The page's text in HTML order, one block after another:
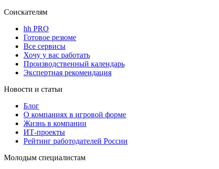
Соискателям
hh PRO
Готовое резюме
Все сервисы
Хочу у вас работать
Производственный календарь
Экспертная рекомендация
Новости и статьи
Блог
О компаниях в игровой форме
Жизнь в компании
ИТ-проекты
Рейтинг работодателей России
Молодым специалистам